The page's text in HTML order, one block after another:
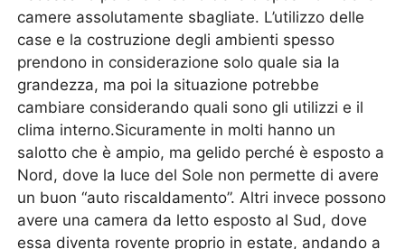
camere assolutamente sbagliate. L’utilizzo delle
case e la costruzione degli ambienti spesso
prendono in considerazione solo quale sia la
grandezza, ma poi la situazione potrebbe
cambiare considerando quali sono gli utilizzi e il
clima interno.Sicuramente in molti hanno un
salotto che è ampio, ma gelido perché è esposto a
Nord, dove la luce del Sole non permette di avere
un buon “auto riscaldamento”. Altri invece possono
avere una camera da letto esposto al Sud, dove
essa diventa rovente proprio in estate, andando a